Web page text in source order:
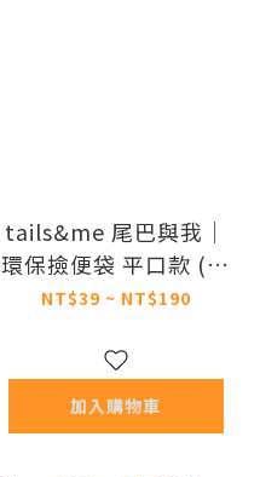
tails&me 尾巴與我｜
環保撿便袋 平口款 (無
香)
NT$39 ~ NT$190
加入購物車